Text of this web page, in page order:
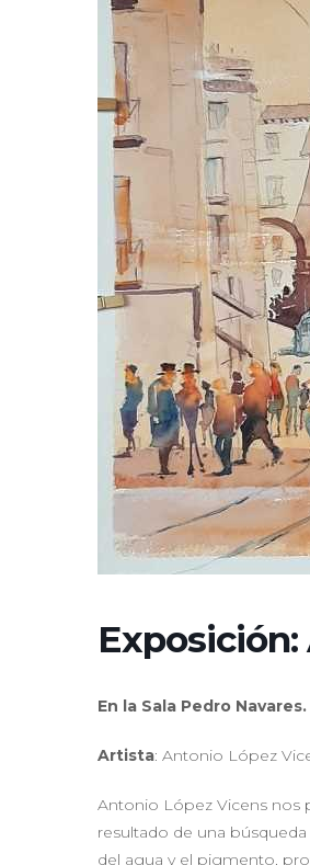
En la Sala Pedro Navares.
Artista: Antonio López
Antonio López Vicens nos
resultado de una
del agua y el pigmento,